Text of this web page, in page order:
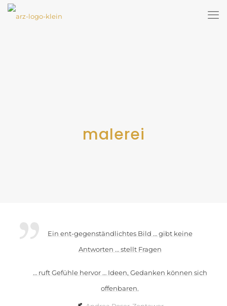
malerei
Ein ent-gegenständlichtes Bild … gibt keine
Antworten … stellt Fragen
… ruft Gefühle hervor … Ideen, Gedanken können sich
offenbaren.